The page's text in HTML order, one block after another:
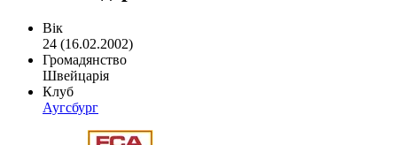
Вік
24 (16.02.2002)
Громадянство
Швейцарія
Клуб
Аугсбург